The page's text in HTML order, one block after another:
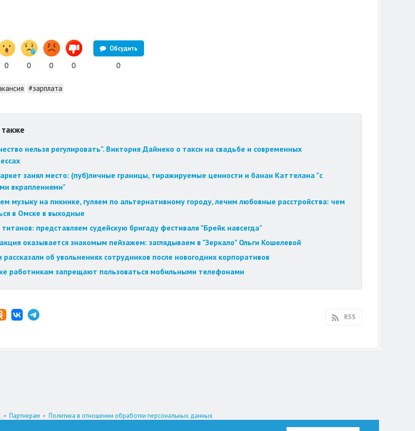
0 0 0 0
Обсудить
0
#зарплата
нельзя регулировать". Виктория Дайнеко о такси на свадьбе и современных
занял место: (пуб)личные границы, тиражируемые ценности и банан Каттелана "с
вкраплениями"
музыку на пикнике, гуляем по альтернативному городу, лечим любовные расстройства: чем
в Омске в выходные
представляем судейскую бригаду фестиваля "Брейк навсегда"
оказывается знакомым пейзажем: заглядываем в "Зеркало" Ольги Кошелевой
об увольнениях сотрудников после новогодних корпоративов
работникам запрещают пользоваться мобильными телефонами
RSS
• Партнерам • Политика в отношении обработки персональных данных